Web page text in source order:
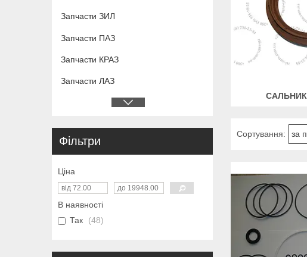
Запчасти ЗИЛ
Запчасти ПАЗ
Запчасти КРАЗ
Запчасти ЛАЗ
Фільтри
Ціна
В наявності
Так
48